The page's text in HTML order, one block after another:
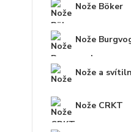
Nože Böker
Nože
Nože a
Nože CRKT